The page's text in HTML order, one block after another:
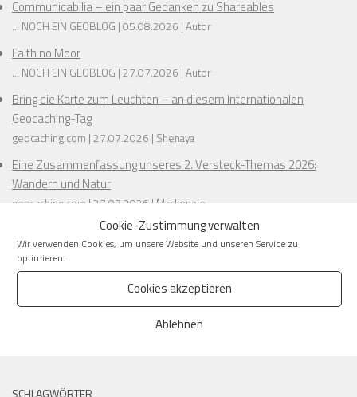
Cookie-Zustimmung verwalten
Wir verwenden Cookies, um unsere Website und unseren Service zu
optimieren.
Cookies akzeptieren
Ablehnen
Communicabilia – ein paar Gedanken zu Shareables
... NOCH EIN GEOBLOG 05.08.2026 Autor
Faith no Moor
... NOCH EIN GEOBLOG 27.07.2026 Autor
Bring die Karte zum Leuchten – an diesem Internationalen
Geocaching-Tag
geocaching.com 27.07.2026 Shenaya
Eine Zusammenfassung unseres 2. Versteck-Themas 2026:
Wandern und Natur
geocaching.com 27.07.2026 Mackenzie
Barrierefreiheit trifft Abenteuer: Der Birkenstock-freundliche
Guide zum Geocaching
geocaching.com 27.07.2026 Emma
123…Next
SCHLAGWÖRTER